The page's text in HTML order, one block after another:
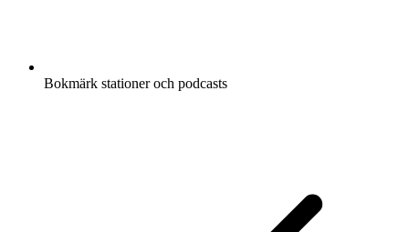
Bokmärk stationer och podcasts